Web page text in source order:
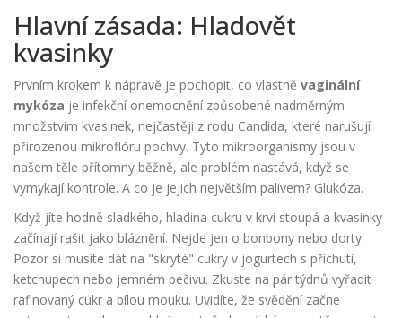
Hlavní zásada: Hladovět
kvasinky
Prvním krokem k nápravě je pochopit, co vlastně vaginální
mykóza je infekční onemocnění způsobené nadměrným
množstvím kvasinek, nejčastěji z rodu Candida, které narušují
přirozenou mikroflóru pochvy. Tyto mikroorganismy jsou v
našem těle přítomny běžně, ale problém nastává, když se
vymykají kontrole. A co je jejich největším palivem? Glukóza.
Když jíte hodně sladkého, hladina cukru v krvi stoupá a kvasinky
začínají rašit jako bláznění. Nejde jen o bonbony nebo dorty.
Pozor si musíte dát na "skryté" cukry v jogurtech s příchutí,
ketchupech nebo jemném pečivu. Zkuste na pár týdnů vyřadit
rafinovaný cukr a bílou mouku. Uvidíte, že svědění začne